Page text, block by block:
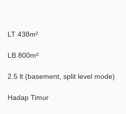
LT 438m²
LB 800m²
2.5 lt (basement, split level mode)
Hadap Timur